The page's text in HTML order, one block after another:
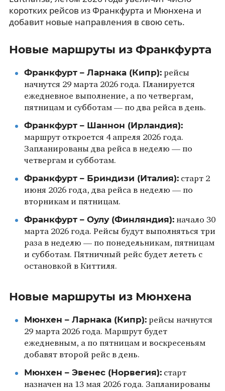
коротких рейсов из Франкфурта и Мюнхена и
добавит новые направления в свою сеть.
Новые маршруты из Франкфурта
Франкфурт – Ларнака (Кипр):рейсы
начнутся 29 марта 2026 года. Планируется
ежедневное выполнение, а по четвергам,
пятницам и субботам — по два рейса в день.
Франкфурт – Шаннон (Ирландия):
маршрут откроется 4 апреля 2026 года.
Запланированы два рейса в неделю — по
четвергам и субботам.
Франкфурт – Бриндизи (Италия):старт 2
июня 2026 года, два рейса в неделю — по
вторникам и пятницам.
Франкфурт – Оулу (Финляндия):начало 30
марта 2026 года. Рейсы будут выполняться три
раза в неделю — по понедельникам, пятницам
и субботам. Пятничный рейс будет лететь с
остановкой в Киттиля.
Новые маршруты из Мюнхена
Мюнхен – Ларнака (Кипр):рейсы начнутся
29 марта 2026 года. Маршрут будет
ежедневным, а по пятницам и воскресеньям
добавят второй рейс в день.
Мюнхен – Эвенес (Норвегия):старт
назначен на 13 мая 2026 года. Запланированы